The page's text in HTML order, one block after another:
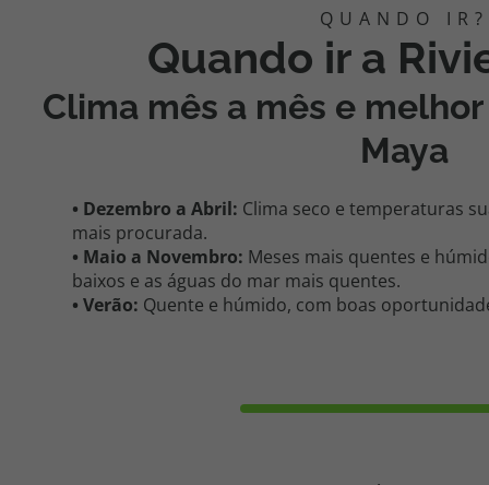
Quando ir a
Clima mês a mês e
Maya
• Dezembro a Abril: Clima seco e temperaturas
mais procurada.
• Maio a Novembro: Meses mais quentes e
baixos e as águas do mar mais quentes.
• Verão: Quente e húmido, com boas